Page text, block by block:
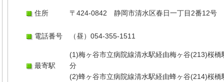
住所 〒424-0842 静岡市清水区春日一丁目2番12号
電話番号 （昼）054-355-1511
最寄駅
(1)梅ヶ谷市立病院線清水駅経由梅ヶ谷(213)桜
(2)蜂ヶ谷市立病院線清水駅経由蜂ヶ谷(214)桜